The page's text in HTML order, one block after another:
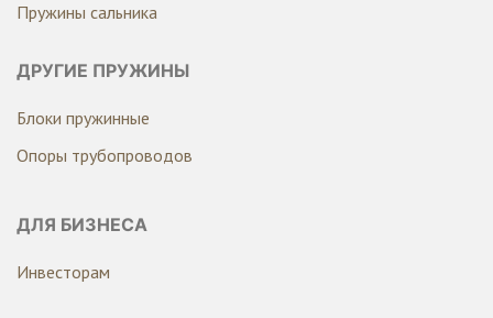
Пружины сальника
ДРУГИЕ ПРУЖИНЫ
Блоки пружинные
Опоры трубопроводов
ДЛЯ БИЗНЕСА
Инвесторам